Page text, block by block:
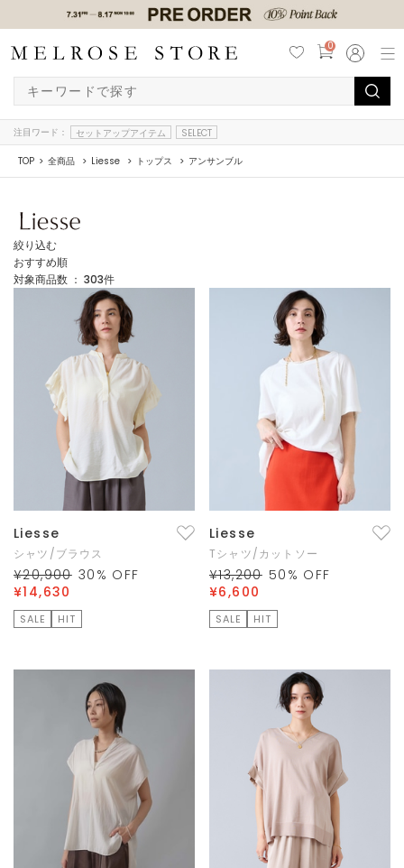
0
注目ワード： セットアップアイテム SELECT
TOP 全商品 Liesse トップス アンサンブル
絞り込む
おすすめ順
対象商品数 ： 303件
Liesse
シャツ/ブラウス
¥20,900 30 % OFF
¥14,630
SALE HIT
Liesse
Tシャツ/カットソー
¥13,200 50 % OFF
¥6,600
SALE HIT